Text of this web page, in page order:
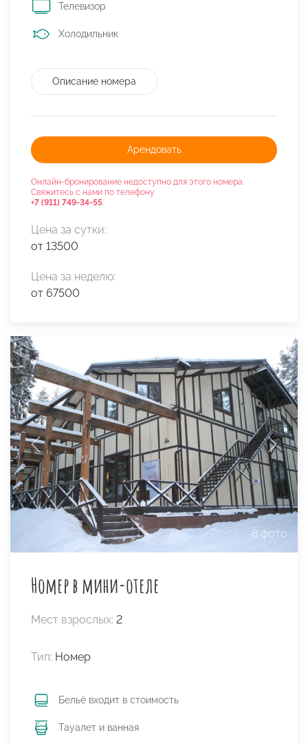
Телевизор
Холодильник
Описание номера
Арендовать
Онлайн-бронирование недоступно для этого номера.
Свяжитесь с нами по телефону
+7 (911) 749-34-55.
Цена за сутки:
от 13500
Цена за неделю:
от 67500
8 фото
Номер в мини-отеле
Мест взрослых: 2
Тип: Номер
Бельё входит в стоимость
Тауалет и ванная